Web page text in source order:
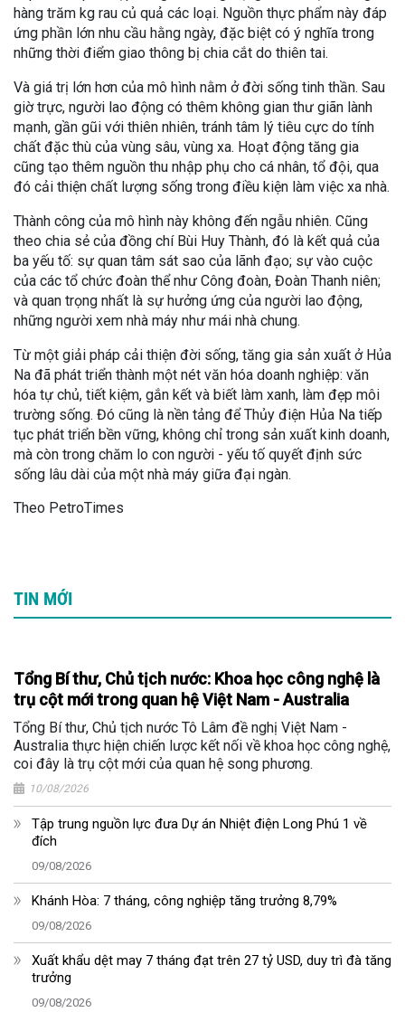
hàng trăm kg rau củ quả các loại. Nguồn thực phẩm này đáp
ứng phần lớn nhu cầu hằng ngày, đặc biệt có ý nghĩa trong
những thời điểm giao thông bị chia cắt do thiên tai.
Và giá trị lớn hơn của mô hình nằm ở đời sống tinh thần. Sau
giờ trực, người lao động có thêm không gian thư giãn lành
mạnh, gần gũi với thiên nhiên, tránh tâm lý tiêu cực do tính
chất đặc thù của vùng sâu, vùng xa. Hoạt động tăng gia
cũng tạo thêm nguồn thu nhập phụ cho cá nhân, tổ đội, qua
đó cải thiện chất lượng sống trong điều kiện làm việc xa nhà.
Thành công của mô hình này không đến ngẫu nhiên. Cũng
theo chia sẻ của đồng chí Bùi Huy Thành, đó là kết quả của
ba yếu tố: sự quan tâm sát sao của lãnh đạo; sự vào cuộc
của các tổ chức đoàn thể như Công đoàn, Đoàn Thanh niên;
và quan trọng nhất là sự hưởng ứng của người lao động,
những người xem nhà máy như mái nhà chung.
Từ một giải pháp cải thiện đời sống, tăng gia sản xuất ở Hủa
Na đã phát triển thành một nét văn hóa doanh nghiệp: văn
hóa tự chủ, tiết kiệm, gắn kết và biết làm xanh, làm đẹp môi
trường sống. Đó cũng là nền tảng để Thủy điện Hủa Na tiếp
tục phát triển bền vững, không chỉ trong sản xuất kinh doanh,
mà còn trong chăm lo con người - yếu tố quyết định sức
sống lâu dài của một nhà máy giữa đại ngàn.
Theo PetroTimes
TIN MỚI
Tổng Bí thư, Chủ tịch nước: Khoa học công nghệ là
trụ cột mới trong quan hệ Việt Nam - Australia
Tổng Bí thư, Chủ tịch nước Tô Lâm đề nghị Việt Nam -
Australia thực hiện chiến lược kết nối về khoa học công nghệ,
coi đây là trụ cột mới của quan hệ song phương.
10/08/2026
Tập trung nguồn lực đưa Dự án Nhiệt điện Long Phú 1 về
đích
09/08/2026
Khánh Hòa: 7 tháng, công nghiệp tăng trưởng 8,79%
09/08/2026
Xuất khẩu dệt may 7 tháng đạt trên 27 tỷ USD, duy trì đà tăng
trưởng
09/08/2026